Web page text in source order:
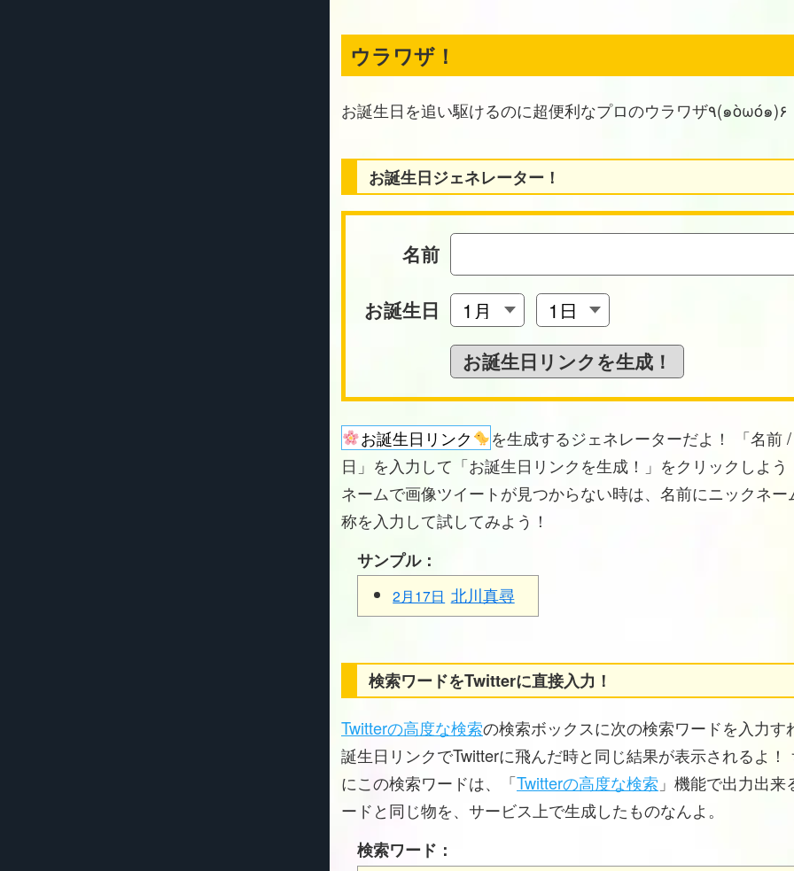
ウラワザ！
お誕生日を追い駆けるのに超便利なプロのウラワザ٩(๑òωó๑)۶
お誕生日ジェネレーター！
名前
お誕生日
お誕生日リンク
を生成するジェネレーターだよ！ 「名前
日」を入力して「お誕生日リンクを生成！」をクリックしよう
ネームで画像ツイートが見つからない時は、名前にニックネー
称を入力して試してみよう！
サンプル：
2月17日 北川真尋
検索ワードをTwitterに直接入力！
Twitterの高度な検索の検索ボックスに次の検索ワードを入力す
誕生日リンクでTwitterに飛んだ時と同じ結果が表示されるよ！
にこの検索ワードは、「Twitterの高度な検索 」機能で出力出来
ードと同じ物を、サービス上で生成したものなんよ。
検索ワード：